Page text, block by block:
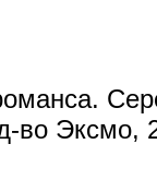
во Эксмо,